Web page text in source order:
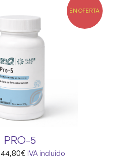
EN OFERTA
PRO-5
44,80€ IVA incluido